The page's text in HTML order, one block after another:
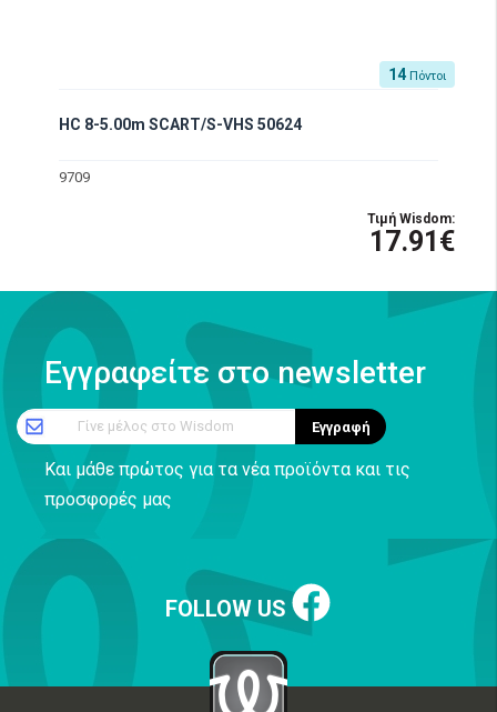
14 Πόντοι
HC 8-5.00m SCART/S-VHS 50624
9709
Τιμή Wisdom:
17.91€
Εγγραφείτε στο newsletter
Γίνε μέλος στο Wisdom Εγγραφή
Και μάθε πρώτος για τα νέα προϊόντα και τις
προσφορές μας
FOLLOW US